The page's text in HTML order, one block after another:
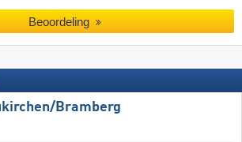
Beoordeling
​Bramberg